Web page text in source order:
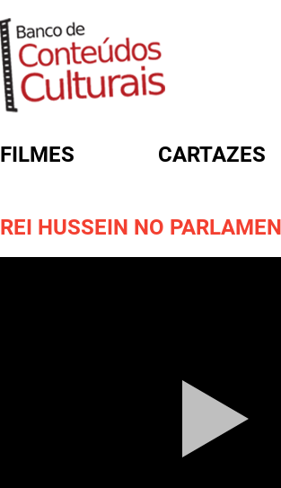
FILMES CARTAZES
REI HUSSEIN NO